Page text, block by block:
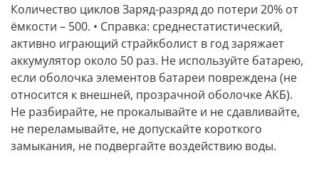
Количество циклов Заряд-разряд до потери 20% от
ёмкости – 500. • Справка: среднестатистический,
активно играющий страйкболист в год заряжает
аккумулятор около 50 раз. Не используйте батарею,
если оболочка элементов батареи повреждена (не
относится к внешней, прозрачной оболочке АКБ).
Не разбирайте, не прокалывайте и не сдавливайте,
не переламывайте, не допускайте короткого
замыкания, не подвергайте воздействию воды.